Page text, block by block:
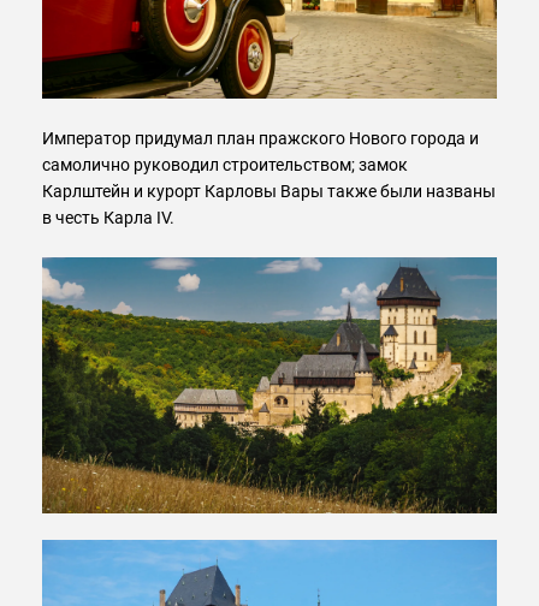
Император придумал план пражского Нового города и
самолично руководил строительством; замок
Карлштейн и курорт Карловы Вары также были названы
в честь Карла IV.